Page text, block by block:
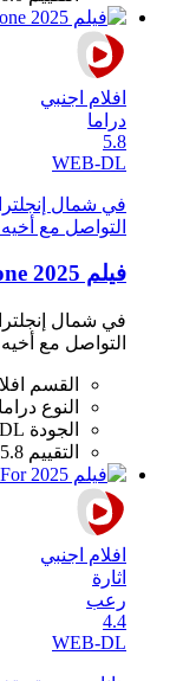
افلام اجنبي
دراما
5.8
WEB-DL
في شمال
التواصل مع
فيلم Anemone 2025 مترجم HD
في شمال
التواصل مع
القسم
النوع دراما
الجودة
التقييم 5.8 / 10
افلام اجنبي
اثارة
رعب
4.4
WEB-DL